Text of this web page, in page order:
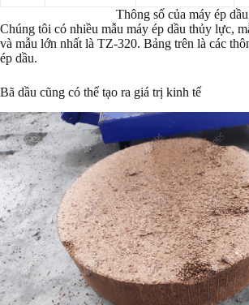
Thông số của máy ép dầu
Chúng tôi có nhiều mẫu máy ép dầu thủy lực,
và mẫu lớn nhất là TZ-320. Bảng trên là các
ép dầu.
Bã dầu cũng có thể tạo ra giá trị kinh tế